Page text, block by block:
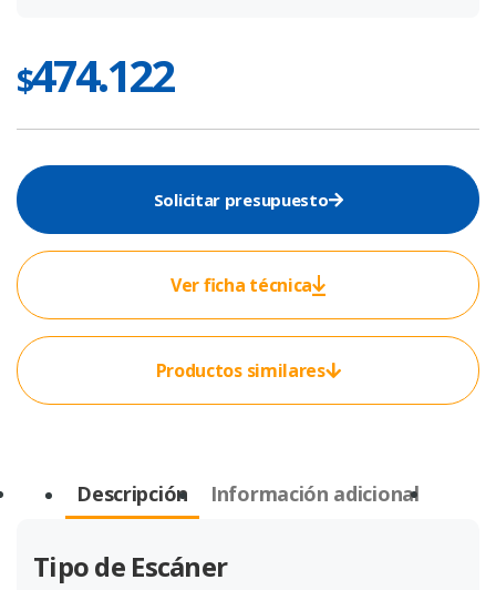
$474.122
Solicitar presupuesto
Ver ficha técnica
Productos similares
Descripción Información adicional
Tipo de Escáner